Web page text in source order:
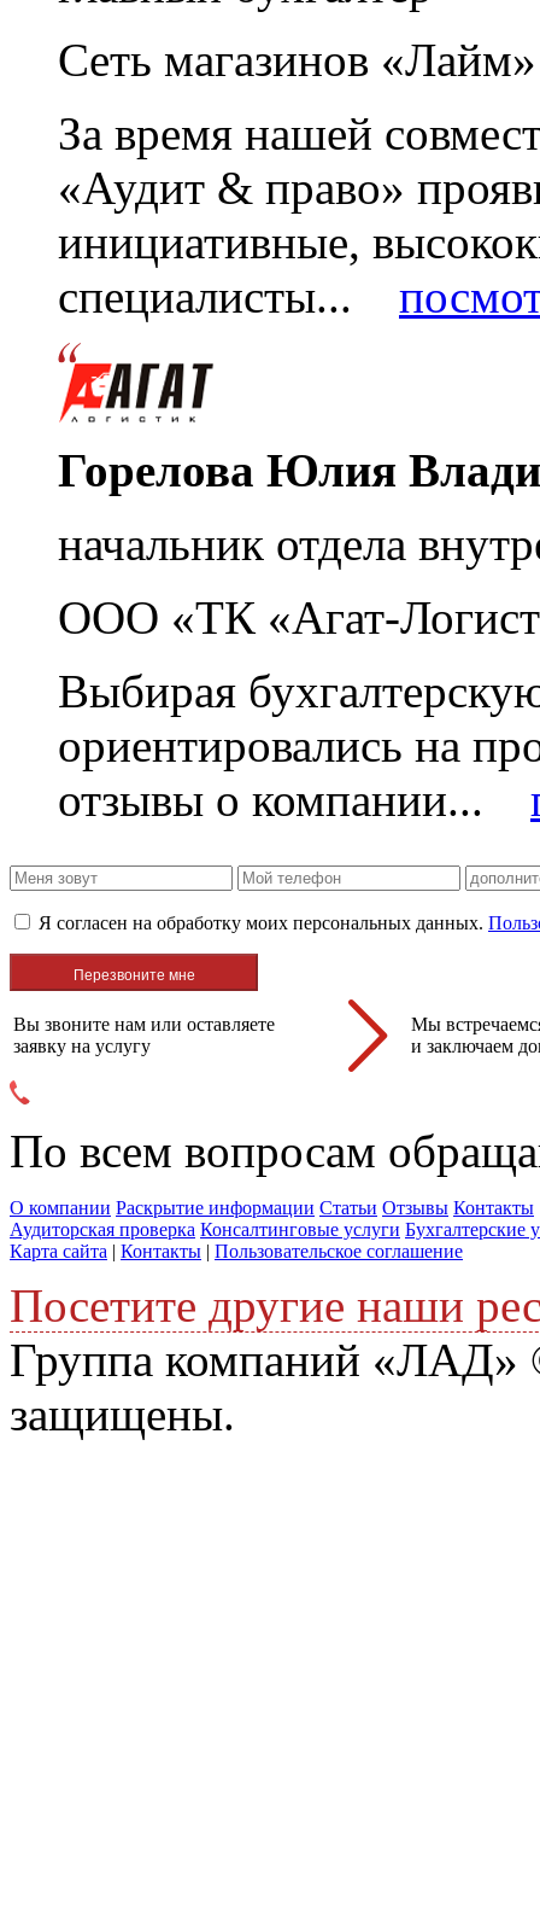
Сеть магазинов «Лайм»
За время нашей
«Аудит & право»
инициативные,
специалисты...
Горелова Юлия
начальник отдела
ООО «ТК «Агат-
Выбирая
ориентировались на
отзывы о компании...
Я согласен на обработку моих персональных данных.
Вы звоните нам или оставляете
заявку на услугу
Мы
и заключаем
По всем вопросам
О компании Раскрытие информации Статьи Отзывы Контакты
Аудиторская проверка Консалтинговые услуги Бухгалтерские
Карта сайта | Контакты | Пользовательское соглашение
Посетите другие наши
Группа компаний «ЛАД»
защищены.